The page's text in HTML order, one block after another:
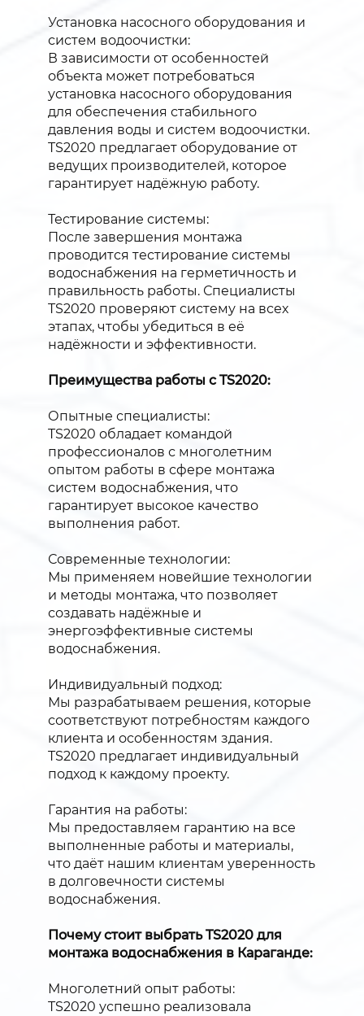
Установка насосного оборудования и
систем водоочистки:
В зависимости от особенностей
объекта может потребоваться
установка насосного оборудования
для обеспечения стабильного
давления воды и систем водоочистки.
TS2020 предлагает оборудование от
ведущих производителей, которое
гарантирует надёжную работу.
Тестирование системы:
После завершения монтажа
проводится тестирование системы
водоснабжения на герметичность и
правильность работы. Специалисты
TS2020 проверяют систему на всех
этапах, чтобы убедиться в её
надёжности и эффективности.
Преимущества работы с TS2020:
Опытные специалисты:
TS2020 обладает командой
профессионалов с многолетним
опытом работы в сфере монтажа
систем водоснабжения, что
гарантирует высокое качество
выполнения работ.
Современные технологии:
Мы применяем новейшие технологии
и методы монтажа, что позволяет
создавать надёжные и
энергоэффективные системы
водоснабжения.
Индивидуальный подход:
Мы разрабатываем решения, которые
соответствуют потребностям каждого
клиента и особенностям здания.
TS2020 предлагает индивидуальный
подход к каждому проекту.
Гарантия на работы:
Мы предоставляем гарантию на все
выполненные работы и материалы,
что даёт нашим клиентам уверенность
в долговечности системы
водоснабжения.
Почему стоит выбрать TS2020 для
монтажа водоснабжения в Караганде:
Многолетний опыт работы:
TS2020 успешно реализовала